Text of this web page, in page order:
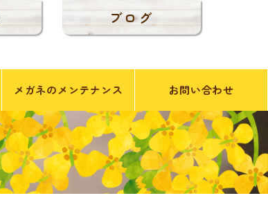
ブログ
メガネのメンテナンス お問い合わせ